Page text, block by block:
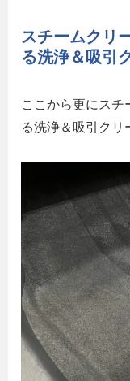
スチームクリ
る洗浄＆吸引
ここから更にスチ
る洗浄＆吸引クリ